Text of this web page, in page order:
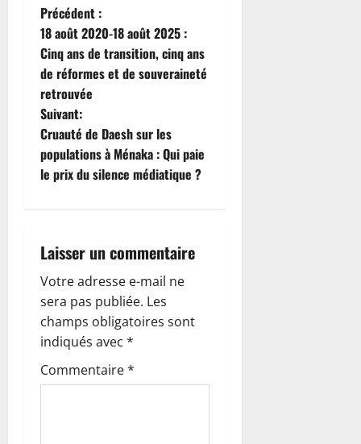
N
a
v
i
g
a
i
o
n
d
’
Précédent :
18 août 2020-18 août 2025 :
Cinq ans de transition, cinq ans
de réformes et de souveraineté
retrouvée
Suivant:
Cruauté de Daesh sur les
populations à Ménaka : Qui paie
le prix du silence médiatique ?
Laisser un commentaire
Votre adresse e-mail ne
sera pas publiée. Les
champs obligatoires sont
indiqués avec *
Commentaire*